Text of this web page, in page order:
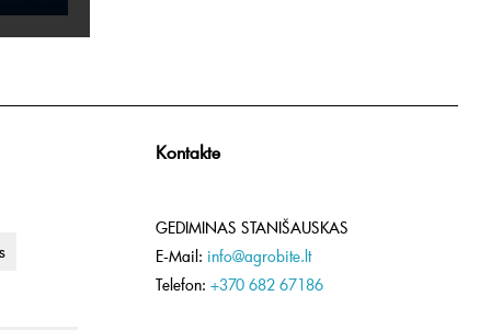
Kontakte
GEDIMINAS STANIŠAUSKAS
E-Mail: info@agrobite.lt
Telefon: +370 682 67186